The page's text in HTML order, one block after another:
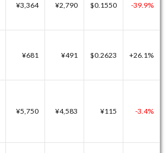
¥3,364 ¥2,790 $0.1550 -39.9%
¥681 ¥491 $0.2623 +26.1%
¥5,750 ¥4,583 ¥115 -3.4%